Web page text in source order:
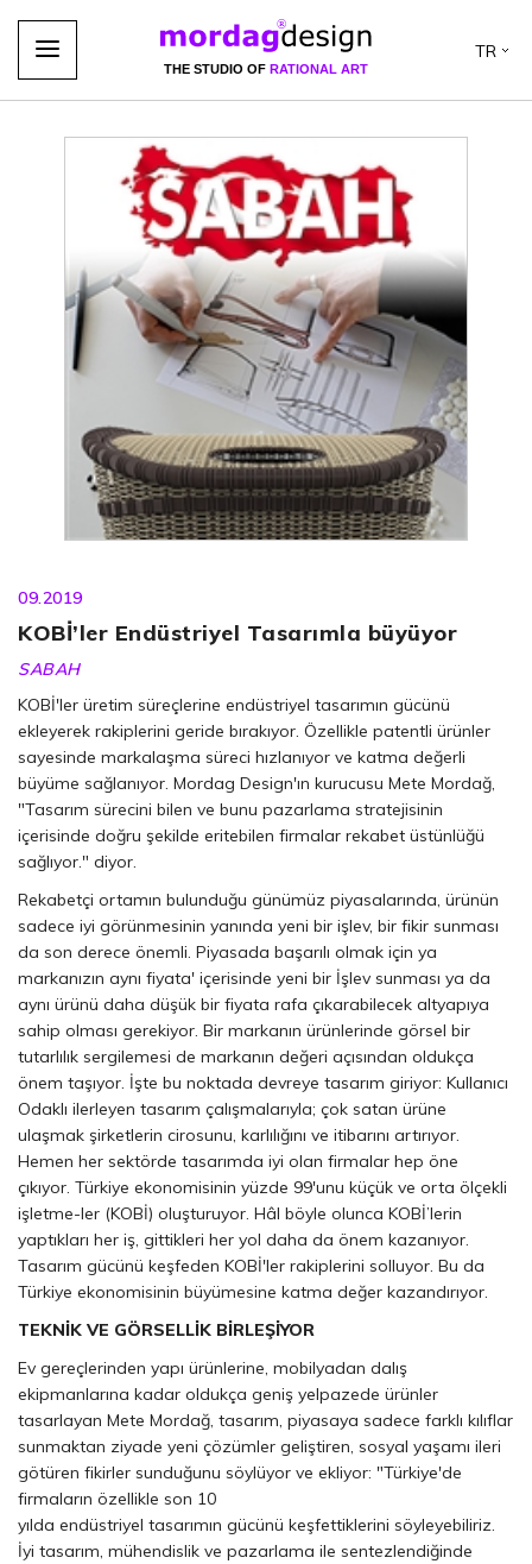
THE STUDIO OF RATIONAL ART
TR
09.2019
KOBİ’ler Endüstriyel Tasarımla büyüyor
SABAH
KOBİ'ler üretim süreçlerine endüstriyel tasarımın gücünü
ekleyerek rakiplerini geride bırakıyor. Özellikle patentli ürünler
sayesinde markalaşma süreci hızlanıyor ve katma değerli
büyüme sağlanıyor. Mordag Design'ın kurucusu Mete Mordağ,
"Tasarım sürecini bilen ve bunu pazarlama stratejisinin
içerisinde doğru şekilde eritebilen firmalar rekabet üstünlüğü
sağlıyor." diyor.
Rekabetçi ortamın bulunduğu günümüz piyasalarında, ürünün
sadece iyi görünmesinin yanında yeni bir işlev, bir fikir sunması
da son derece önemli. Piyasada başarılı olmak için ya
markanızın aynı fiyata' içerisinde yeni bir İşlev sunması ya da
aynı ürünü daha düşük bir fiyata rafa çıkarabilecek altyapıya
sahip olması gerekiyor. Bir markanın ürünlerinde görsel bir
tutarlılık sergilemesi de markanın değeri açısından oldukça
önem taşıyor. İşte bu noktada devreye tasarım giriyor: Kullanıcı
Odaklı ilerleyen tasarım çalışmalarıyla; çok satan ürüne
ulaşmak şirketlerin cirosunu, karlılığını ve itibarını artırıyor.
Hemen her sektörde tasarımda iyi olan firmalar hep öne
çıkıyor. Türkiye ekonomisinin yüzde 99'unu küçük ve orta ölçekli
işletme-ler (KOBİ) oluşturuyor. Hâl böyle olunca KOBİ’lerin
yaptıkları her iş, gittikleri her yol daha da önem kazanıyor.
Tasarım gücünü keşfeden KOBİ'ler rakiplerini solluyor. Bu da
Türkiye ekonomisinin büyümesine katma değer kazandırıyor.
TEKNİK VE GÖRSELLİK BİRLEŞİYOR
Ev gereçlerinden yapı ürünlerine, mobilyadan dalış
ekipmanlarına kadar oldukça geniş yelpazede ürünler
tasarlayan Mete Mordağ, tasarım, piyasaya sadece farklı kılıflar
sunmaktan ziyade yeni çözümler geliştiren, sosyal yaşamı ileri
götüren fikirler sunduğunu söylüyor ve ekliyor: "Türkiye'de
firmaların özellikle son 10
yılda endüstriyel tasarımın gücünü keşfettiklerini söyleyebiliriz.
İyi tasarım, mühendislik ve pazarlama ile sentezlendiğinde